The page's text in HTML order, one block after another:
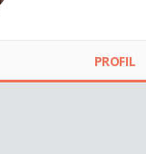
PROFIL